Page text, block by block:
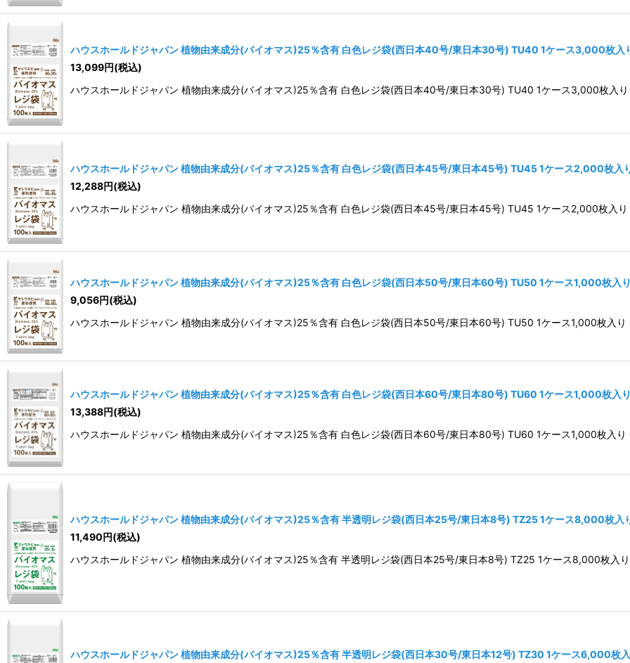
ハウスホールドジャパン 植物由来成分(バイオマス)25％含有 白色レジ袋(西日本40号/東日本30号) TU40 1ケース3,000枚入
13,099円(税込)
ハウスホールドジャパン 植物由来成分(バイオマス)25％含有 白色レジ袋(西日本40号/東日本30号) TU40 1ケース3,000枚
ハウスホールドジャパン 植物由来成分(バイオマス)25％含有 白色レジ袋(西日本45号/東日本45号) TU45 1ケース2,000枚入
12,288円(税込)
ハウスホールドジャパン 植物由来成分(バイオマス)25％含有 白色レジ袋(西日本45号/東日本45号) TU45 1ケース2,000枚
ハウスホールドジャパン 植物由来成分(バイオマス)25％含有 白色レジ袋(西日本50号/東日本60号) TU50 1ケース1,000枚入
9,056円(税込)
ハウスホールドジャパン 植物由来成分(バイオマス)25％含有 白色レジ袋(西日本50号/東日本60号) TU50 1ケース1,000枚入
ハウスホールドジャパン 植物由来成分(バイオマス)25％含有 白色レジ袋(西日本60号/東日本80号) TU60 1ケース1,000枚入
13,388円(税込)
ハウスホールドジャパン 植物由来成分(バイオマス)25％含有 白色レジ袋(西日本60号/東日本80号) TU60 1ケース1,000枚入
ハウスホールドジャパン 植物由来成分(バイオマス)25％含有 半透明レジ袋(西日本25号/東日本8号) TZ25 1ケース8,000枚入
11,490円(税込)
ハウスホールドジャパン 植物由来成分(バイオマス)25％含有 半透明レジ袋(西日本25号/東日本8号) TZ25 1ケース8,000枚
ハウスホールドジャパン 植物由来成分(バイオマス)25％含有 半透明レジ袋(西日本30号/東日本12号) TZ30 1ケース6,000枚